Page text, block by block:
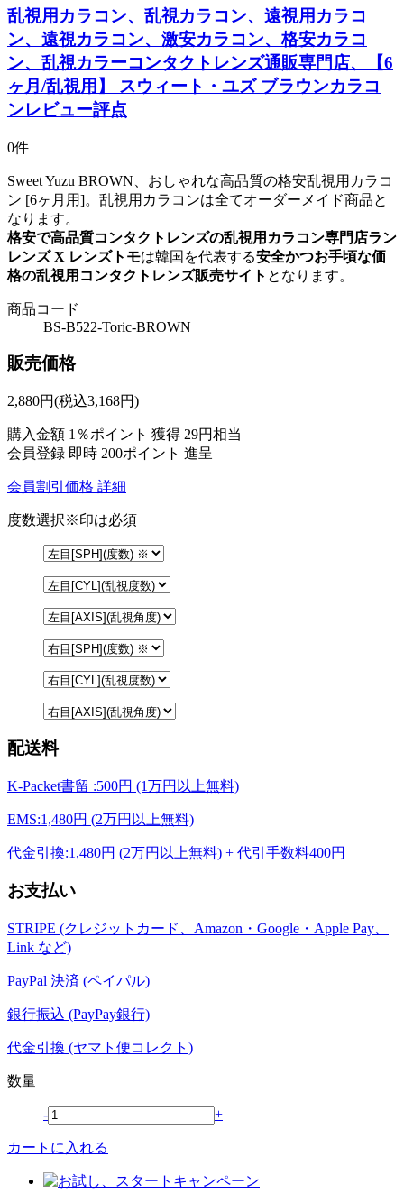
乱視用カラコン、乱視カラコン、遠視用カラコ
ン、遠視カラコン、激安カラコン、格安カラコ
ン、乱視カラーコンタクトレンズ通販専門店、【6
ヶ月/乱視用】 スウィート・ユズ ブラウンカラコ
ンレビュー評点
0件
Sweet Yuzu BROWN、おしゃれな高品質の格安乱視用カラコ
ン [6ヶ月用]。乱視用カラコンは全てオーダーメイド商品と
なります。
格安で高品質コンタクトレンズの乱視用カラコン専門店ラン
レンズ X レンズトモは韓国を代表する安全かつお手頃な価
格の乱視用コンタクトレンズ販売サイト となります。
商品コード
BS-B522-Toric-BROWN
販売価格
2,880円(税込3,168円)
購入金額 1％ポイント 獲得 29円相当
会員登録 即時 200ポイント 進呈
会員割引価格 詳細
度数選択※印は必須
配送料
K-Packet書留 :500円 (1万円以上無料)
EMS:1,480円 (2万円以上無料)
代金引換:1,480円 (2万円以上無料) + 代引手数料400円
お支払い
STRIPE (クレジットカード、Amazon・Google・Apple Pay、
Link など)
PayPal 決済 (ペイパル)
銀行振込 (PayPay銀行)
代金引換 (ヤマト便コレクト)
数量
- +
カートに入れる